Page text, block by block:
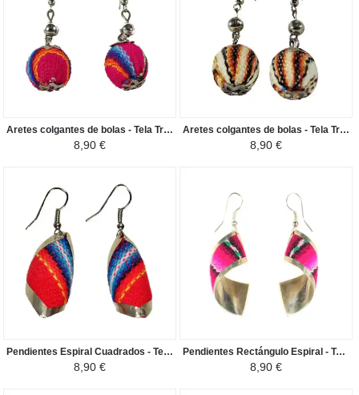
Aretes colgantes de bolas - Tela Tradicional Peruana - Fucsia
8,90 €
Aretes colgantes de bolas - Tela Tradicional Peruana - Marrón / Crema
8,90 €
Pendientes Espiral Cuadrados - Tela Tradicional Peruana - rojo azul
8,90 €
Pendientes Rectángulo Espiral - Tela Tradicional Peruana - Tonos de fucsia
8,90 €